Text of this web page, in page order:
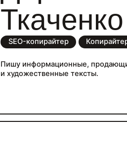
Ткаченко
SEO-копирайтер
Пишу информационные,
и художественные тексты.